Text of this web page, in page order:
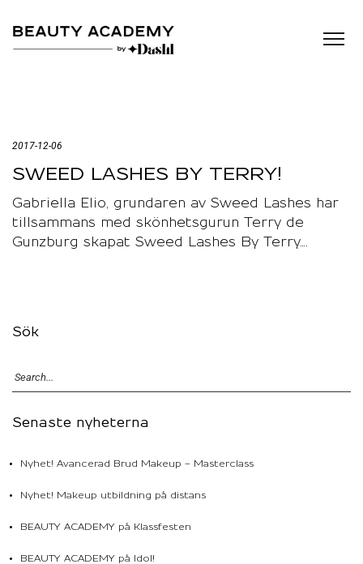
2017-12-06
SWEED LASHES BY TERRY!
Gabriella Elio, grundaren av Sweed Lashes har
tillsammans med skönhetsgurun Terry de
Gunzburg skapat Sweed Lashes By Terry….
Sök
Senaste nyheterna
Nyhet! Avancerad Brud Makeup – Masterclass
Nyhet! Makeup utbildning på distans
BEAUTY ACADEMY på Klassfesten
BEAUTY ACADEMY på Idol!